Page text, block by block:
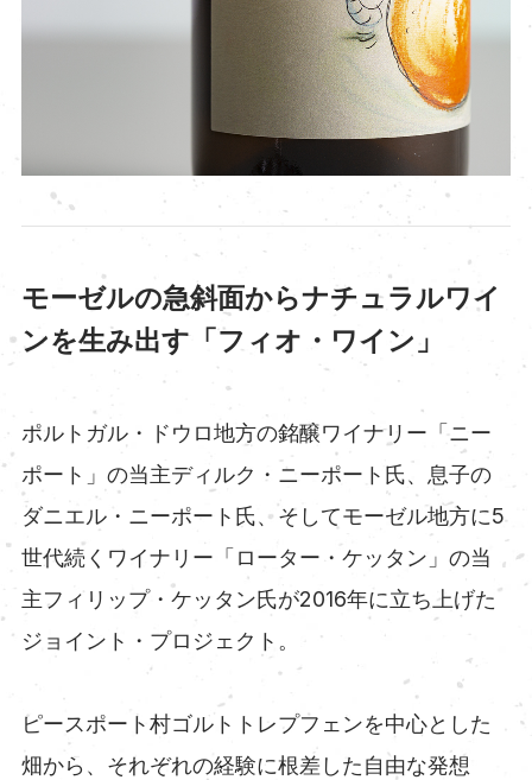
モーゼルの急斜面からナチュラルワイ
ンを生み出す「フィオ・ワイン」
ポルトガル・ドウロ地方の銘醸ワイナリー「ニー
ポート」の当主ディルク・ニーポート氏、息子の
ダニエル・ニーポート氏、そしてモーゼル地方に5
世代続くワイナリー「ローター・ケッタン」の当
主フィリップ・ケッタン氏が2016年に立ち上げた
ジョイント・プロジェクト。
ピースポート村ゴルトトレプフェンを中心とした
畑から、それぞれの経験に根差した自由な発想